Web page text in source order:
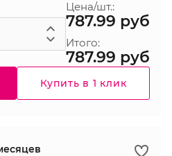
Цена/шт.:
787.99 руб
Итого:
787.99 руб
Купить в 1 клик